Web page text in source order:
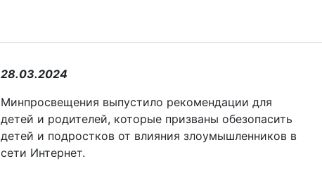
28.03.2024
Минпросвещения выпустило рекомендации для
детей и родителей, которые призваны обезопасить
детей и подростков от влияния злоумышленников в
сети Интернет.